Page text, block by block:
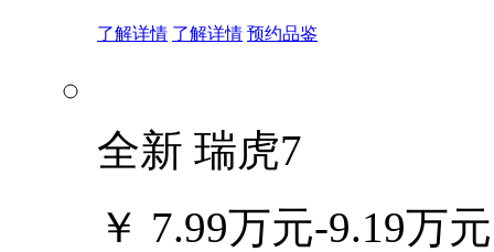
了解详情 了解详情 预约品鉴
全新 瑞虎7
￥ 7.99万元-9.19万元